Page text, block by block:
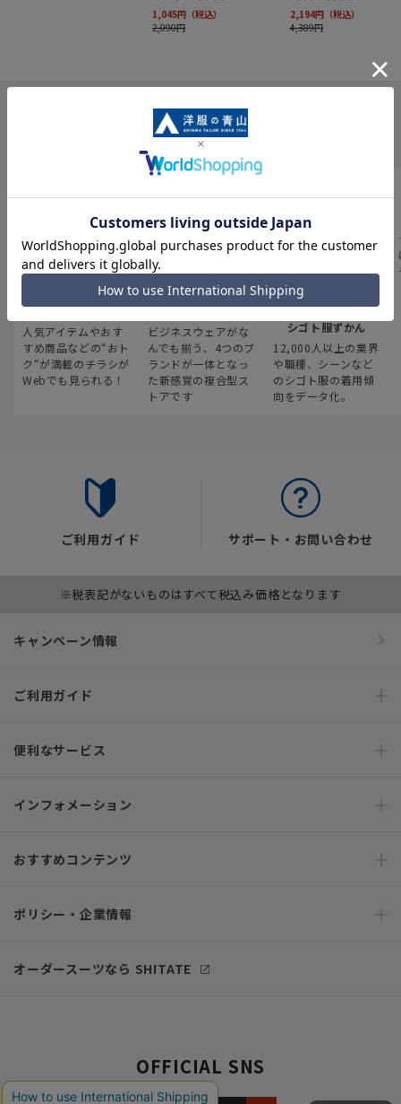
INFORMATION
最新のお買い得情報
人気アイテムやおす
すめ商品などの“おト
ク“が満載のチラシが
Webでも見られる！
スーツスクエア
ビジネスウェアがな
んでも揃う、4つのブ
ランドが一体となっ
た新感覚の複合型ス
トアです
みんなの
シゴト服ずかん
12,000人以上の業界
や職種、シーンなど
のシゴト服の着用傾
向をデータ化。
ご利用ガイド サポート・お問い合わせ
※税表記がないものはすべて税込み価格となります
キャンペーン情報
ご利用ガイド
便利なサービス
インフォメーション
おすすめコンテンツ
ポリシー・企業情報
オーダースーツなら SHITATE
OFFICIAL SNS